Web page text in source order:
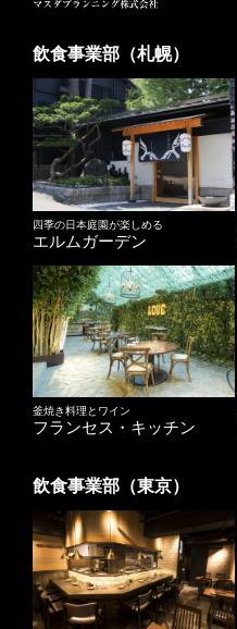
飲食事業部（札幌）
四季の日本庭園が楽しめる
エルムガーデン
釜焼き料理とワイン
フランセス・キッチン
飲食事業部（東京）